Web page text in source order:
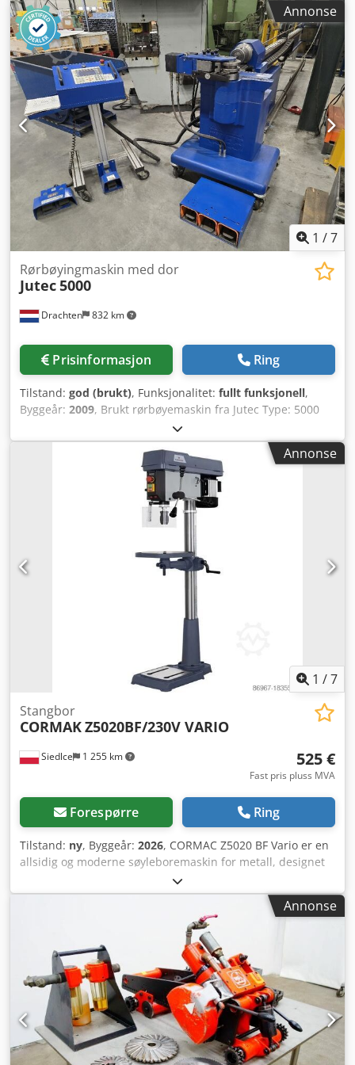
trinnløst. Ulike høyder. Selve bjelkene har en bæreevne
opptil 8 tonn. Priser fra 480,- € til 850,- €. Dsdsl Dwnlepfx
Algskr
Annonse
1 /7
Drachten 832 km
Rørbøyingmaskin med dor
Jutec5000
Prisinformasjon Ring
Tilstand: god (brukt), Funksjonalitet: fullt funksjonell,
Byggeår: 2009, Brukt rørbøyemaskin fra Jutec Type: 5000
Kapasitet: opptil ca. 40 mm Dkjdpfx Ajyfmwxslgsr
Dorrlengde: 4500 mm CNC-styrt Automatisk hode Manuelt
dreibart hode med hydraulisk låsing Inkludert 3 sett
verktøy Byggeår: 2009 Meget lite brukt
Annonse
1 /7
Siedlce 1 255 km
Stangbor
CORMAKZ5020BF/230V VARIO
525 €
Fast pris pluss MVA
Forespørre Ring
Tilstand: ny, Byggeår: 2026, CORMAC Z5020 BF Vario er en
allsidig og moderne søyleboremaskin for metall, designet
for intensiv bruk i industrielle anlegg, mekaniske
verksteder og vedlikeholdsavdelinger. Enheten tilbyr
stabilitet, presisjon og høy komfort takket være trinnløs
hastighetsjustering av spindelen og et ergonomisk design.
Hovedfordelene med maskinen: * Trinnløs
hastighetsjustering av spindelen – område 190–2700 o/min
for optimal tilpasning til materialtypen. * Stiv konstruksjon
av huset – minimerer vibrasjoner og øker nøyaktigheten
ved boring. * Arbeidsbord med høydejustering – presis
tannstang og mulighet for helning i området ±45°. *
Elektronisk turtallsindikator – kontinuerlig overvåking av
boreparametere. Dodpfxjvuf Ike Algjkr * Laserindikator og
Annonse